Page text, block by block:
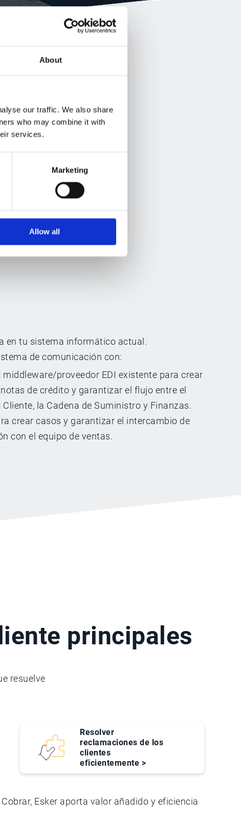
About
our traffic. We also share
who may combine it with
services.
Marketing
Allow all
digital
en tu sistema informático actual.
de comunicación con:
middleware/proveedor EDI existente para crear
de crédito y garantizar el flujo entre el
Cliente, la Cadena de Suministro y Finanzas.
crear casos y garantizar el intercambio de
con el equipo de ventas.
principales
resuelve
Resolver
reclamaciones de los
clientes
eficientemente >
Esker aporta valor añadido y eficiencia